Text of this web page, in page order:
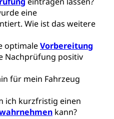
eine
Wie ist das weitere
optimaleVorbereitung
Nachprüfung positiv
für mein Fahrzeug
ich kurzfristig einen
kann?
mit BM
& Basisstufe
für Ausbildung
Pflege FH
(beruf.lu.ch)
Berufsbildung
Pädagogische
PHLU
Luzern hslu
Ausbildung,
universitäre
Doktorat,
Entwicklung,
Luzern,
HSLU,
PH Luzern, UniLU,
der Schweizer